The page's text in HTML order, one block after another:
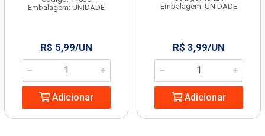
Embalagem: UNIDADE
R$ 5,99/UN
Adicionar
Embalagem: UNIDADE
R$ 3,99/UN
Adicionar